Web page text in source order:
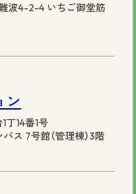
波4-2-4 いちご御堂筋
ン
14番1号
ス 7号館（管理棟）3階